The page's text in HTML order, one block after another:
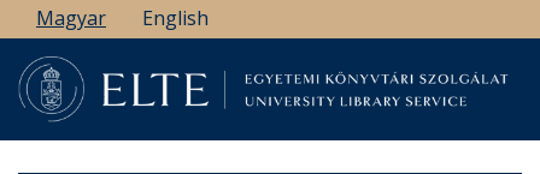
Ugrás
a
tartalomra
Magyar English